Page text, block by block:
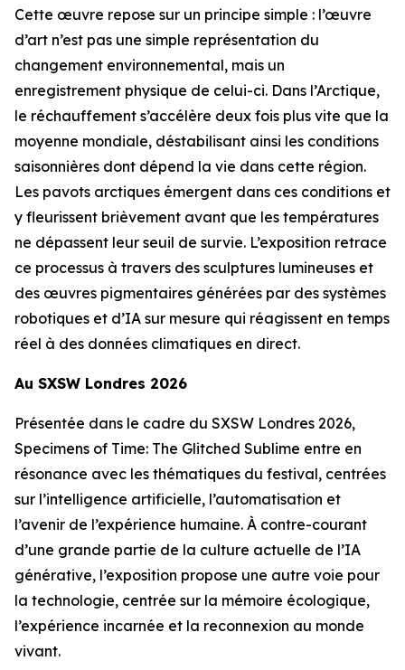
Cette œuvre repose sur un principe simple : l’œuvre
d’art n’est pas une simple représentation du
changement environnemental, mais un
enregistrement physique de celui-ci. Dans l’Arctique,
le réchauffement s’accélère deux fois plus vite que la
moyenne mondiale, déstabilisant ainsi les conditions
saisonnières dont dépend la vie dans cette région.
Les pavots arctiques émergent dans ces conditions et
y fleurissent brièvement avant que les températures
ne dépassent leur seuil de survie. L’exposition retrace
ce processus à travers des sculptures lumineuses et
des œuvres pigmentaires générées par des systèmes
robotiques et d’IA sur mesure qui réagissent en temps
réel à des données climatiques en direct.
Au SXSW Londres 2026
Présentée dans le cadre du SXSW Londres 2026,
Specimens of Time: The Glitched Sublime entre en
résonance avec les thématiques du festival, centrées
sur l’intelligence artificielle, l’automatisation et
l’avenir de l’expérience humaine. À contre-courant
d’une grande partie de la culture actuelle de l’IA
générative, l’exposition propose une autre voie pour
la technologie, centrée sur la mémoire écologique,
l’expérience incarnée et la reconnexion au monde
vivant.